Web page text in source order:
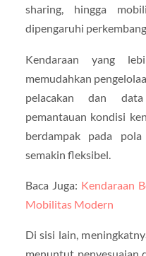
sharing, hingga
dipengaruhi
Kendaraan yang
memudahkan
pelacakan dan
pemantauan kondisi
berdampak pada
semakin fleksibel.
Baca Juga: Kendaraan
Mobilitas Modern
Di sisi lain,